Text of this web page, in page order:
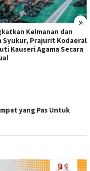
»
Keimanan dan
Syukur, Prajurit Kodaeral
Kauseri Agama Secara
yang Pas Untuk